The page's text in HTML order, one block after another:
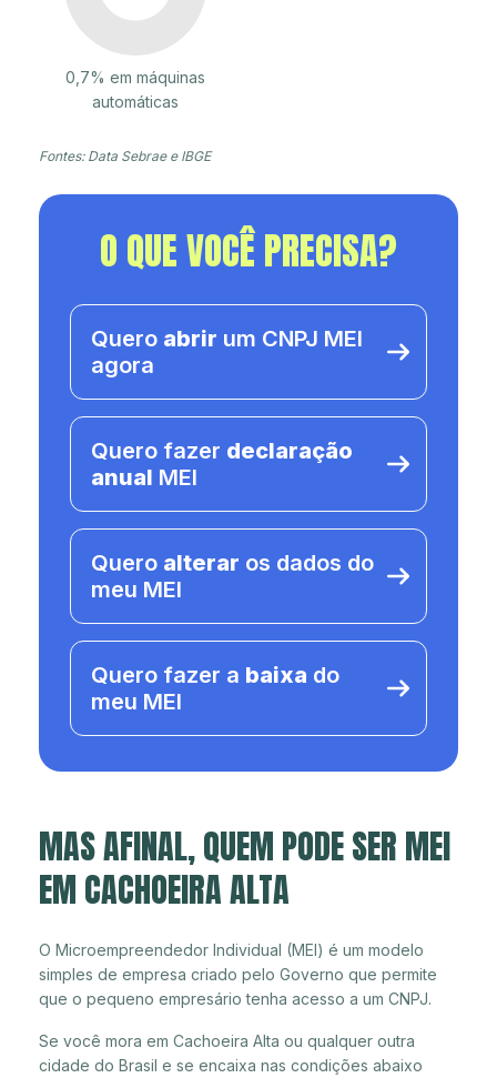
0,7% em máquinas
automáticas
Fontes: Data Sebrae e IBGE
O QUE VOCÊ PRECISA?
Quero abrir um CNPJ MEI
agora
Quero fazer declaração
anual MEI
Quero alterar os dados do
meu MEI
Quero fazer a baixa do
meu MEI
MAS AFINAL, QUEM PODE SER MEI
EM CACHOEIRA ALTA
O Microempreendedor Individual (MEI) é um modelo
simples de empresa criado pelo Governo que permite
que o pequeno empresário tenha acesso a um CNPJ.
Se você mora em Cachoeira Alta ou qualquer outra
cidade do Brasil e se encaixa nas condições abaixo